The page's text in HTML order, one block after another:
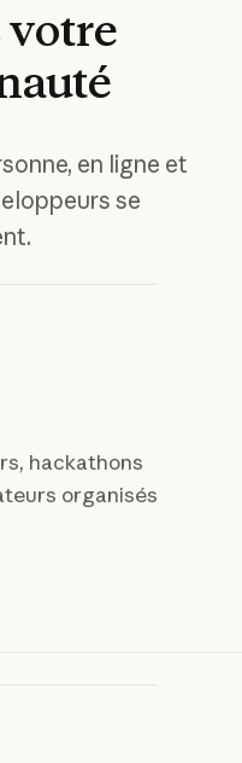
votre
en ligne et
se
hackathons
organisés